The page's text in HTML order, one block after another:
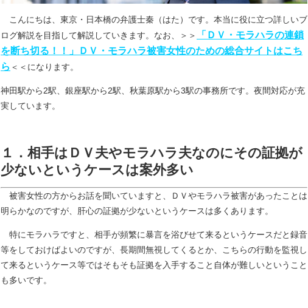
こんにちは、東京・日本橋の弁護士秦（はた）です。本当に役に立つ詳しいブ
ログ解説を目指して解説していきます。なお、
＞＞
「ＤＶ・モラハラの連鎖
を断ち切る！！」ＤＶ・モラハラ被害女性のための総合サイトはこち
ら ＜＜ になります。
神田駅から2駅、銀座駅から2駅、秋葉原駅から3駅の事務所です。夜間対応が充
実しています。
１．相手はＤＶ夫やモラハラ夫なのにその証拠が
少ないというケースは案外多い
被害女性の方からお話を聞いていますと、ＤＶやモラハラ被害があったことは
明らかなのですが、肝心の証拠が少ないというケースは多くあります。
特にモラハラですと、相手が頻繁に暴言を浴びせて来るというケースだと録音
等をしておけばよいのですが、長期間無視してくるとか、こちらの行動を監視し
て来るというケース等ではそもそも証拠を入手すること自体が難しいということ
も多いです。